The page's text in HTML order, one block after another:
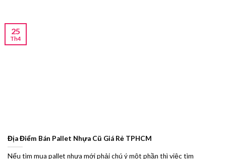
Địa Điểm Bán Pallet Nhựa Cũ Giá Rẻ TPHCM
Nếu tìm mua pallet nhựa mới phải chú ý một phần thì việc tìm
25
Th4